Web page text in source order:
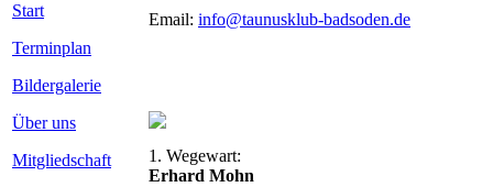
Start
Terminplan
Bildergalerie
Über uns
Mitgliedschaft
Email: info@taunusklub-badsoden.de
1. Wegewart:
Erhard Mohn